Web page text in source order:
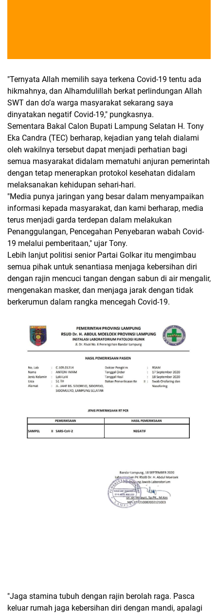
"Ternyata Allah memilih saya terkena Covid-19 tentu ada
hikmahnya, dan Alhamdulillah berkat perlindungan Allah
SWT dan do’a warga masyarakat sekarang saya
dinyatakan negatif Covid-19," pungkasnya.
Sementara Bakal Calon Bupati Lampung Selatan H. Tony
Eka Candra (TEC) berharap, kejadian yang telah dialami
oleh wakilnya tersebut dapat menjadi perhatian bagi
semua masyarakat didalam mematuhi anjuran pemerintah
dengan tetap menerapkan protokol kesehatan didalam
melaksanakan kehidupan sehari-hari.
"Media punya jaringan yang besar dalam menyampaikan
informasi kepada masyarakat, dan kami berharap, media
terus menjadi garda terdepan dalam melakukan
Penanggulangan, Pencegahan Penyebaran wabah Covid-
19 melalui pemberitaan," ujar Tony.
Lebih lanjut politisi senior Partai Golkar itu mengimbau
semua pihak untuk senantiasa menjaga kebersihan diri
dengan rajin mencuci tangan dengan sabun di air mengalir,
mengenakan masker, dan menjaga jarak dengan tidak
berkerumun dalam rangka mencegah Covid-19.
"Jaga stamina tubuh dengan rajin berolah raga. Pasca
keluar rumah jaga kebersihan diri dengan mandi, apalagi